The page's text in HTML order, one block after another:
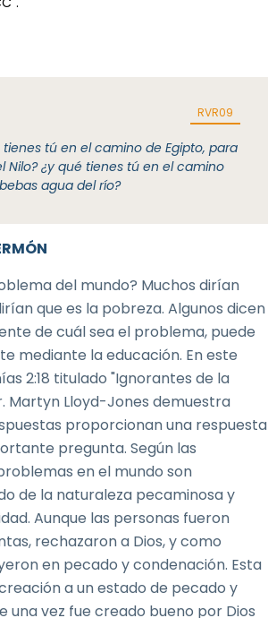
del mundo? Muchos dirían
que es la pobreza. Algunos dicen
de cuál sea el problema, puede
mediante la educación. En este
2:18 titulado "Ignorantes de la
Martyn Lloyd-Jones demuestra
proporcionan una respuesta
pregunta. Según las
en el mundo son
de la naturaleza pecaminosa y
Aunque las personas fueron
rechazaron a Dios, y como
en pecado y condenación. Esta
a un estado de pecado y
una vez fue creado bueno por Dios
RVR09
tienes tú en el camino de Egipto, para
Nilo? ¿y qué tienes tú en el camino
agua del río?